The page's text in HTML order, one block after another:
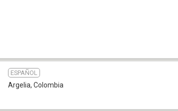
ESPAÑOL
Argelia, Colombia